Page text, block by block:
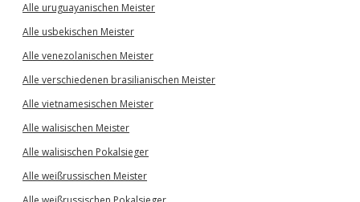
Alle uruguayanischen Meister
Alle usbekischen Meister
Alle venezolanischen Meister
Alle verschiedenen brasilianischen Meister
Alle vietnamesischen Meister
Alle walisischen Meister
Alle walisischen Pokalsieger
Alle weißrussischen Meister